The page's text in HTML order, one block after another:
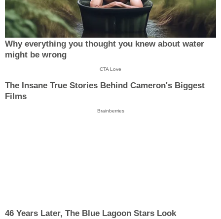
Why everything you thought you knew about water
might be wrong
CTA Love
The Insane True Stories Behind Cameron's Biggest
Films
Brainberries
46 Years Later, The Blue Lagoon Stars Look